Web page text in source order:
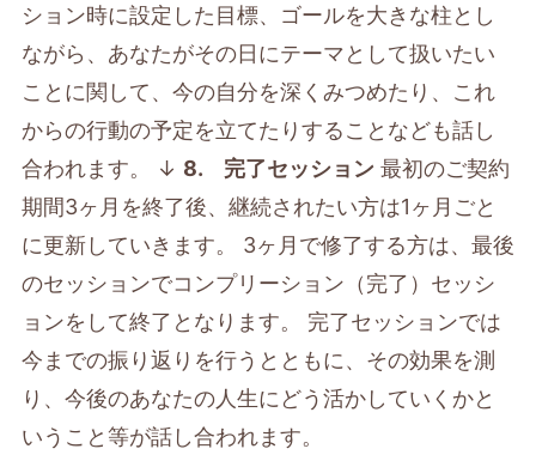
ション時に設定した目標、ゴールを大きな柱とし
ながら、あなたがその日にテーマとして扱いたい
ことに関して、今の自分を深くみつめたり、これ
からの行動の予定を立てたりすることなども話し
合われます。 ↓ 8. 完了セッション 最初のご契約
期間3ヶ月を終了後、継続されたい方は1ヶ月ごと
に更新していきます。 3ヶ月で修了する方は、最後
のセッションでコンプリーション（完了）セッシ
ョンをして終了となります。 完了セッションでは
今までの振り返りを行うとともに、その効果を測
り、今後のあなたの人生にどう活かしていくかと
いうこと等が話し合われます。